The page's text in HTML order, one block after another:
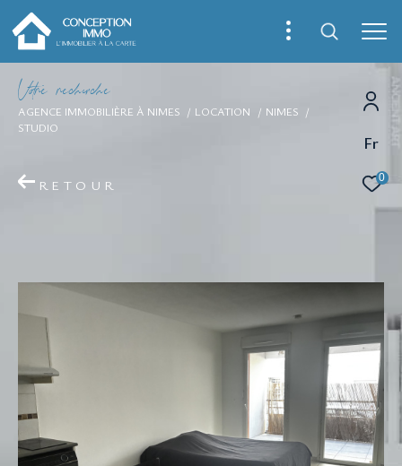
Fr
0
Vore recece
AGENCE IMMOBILIÈRE À NIMES LOCATION
NIMES
STUDIO
RETOUR